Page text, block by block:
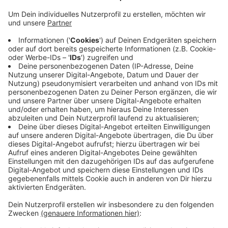
Anzeige
Mit der Demo wollen die betroffenen Kunden
erreichen, dass die Autohersteller Fiat und Suzuki die
Autos trotzdem ausliefern. Gleichzeitig bedanken sich
die Menschen bei den Autoherstellern, die bereits ihre
Hilfe zugesichert haben, so Rolf Bodewig, der Gründer
der Facebookgruppe „Dirkes Opfer“. 150 Dirkes-
Beschäftigte sind bereits mit sofortiger Wirkung
freigestellt worden. Zurück bleiben noch rund 70
Mitarbeiter am Standort in Braunsfeld.
Anzeige